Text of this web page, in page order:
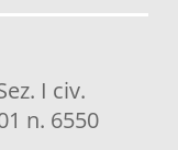
I civ.
n. 6550